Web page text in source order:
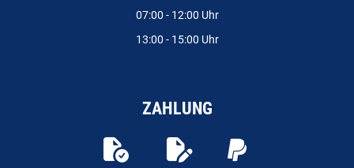
07:00 - 12:00 Uhr
13:00 - 15:00 Uhr
ZAHLUNG